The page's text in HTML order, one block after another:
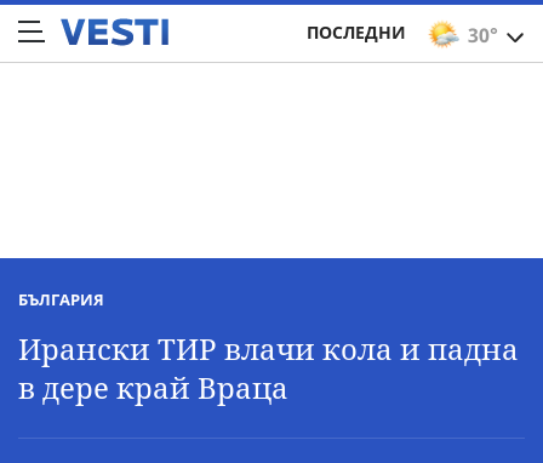
30°
ПОСЛЕДНИ
БЪЛГАРИЯ
Ирански ТИР влачи кола и падна
в дере край Враца